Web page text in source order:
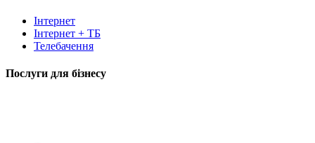
Інтернет
Інтернет + ТБ
Телебачення
Послуги для бізнесу